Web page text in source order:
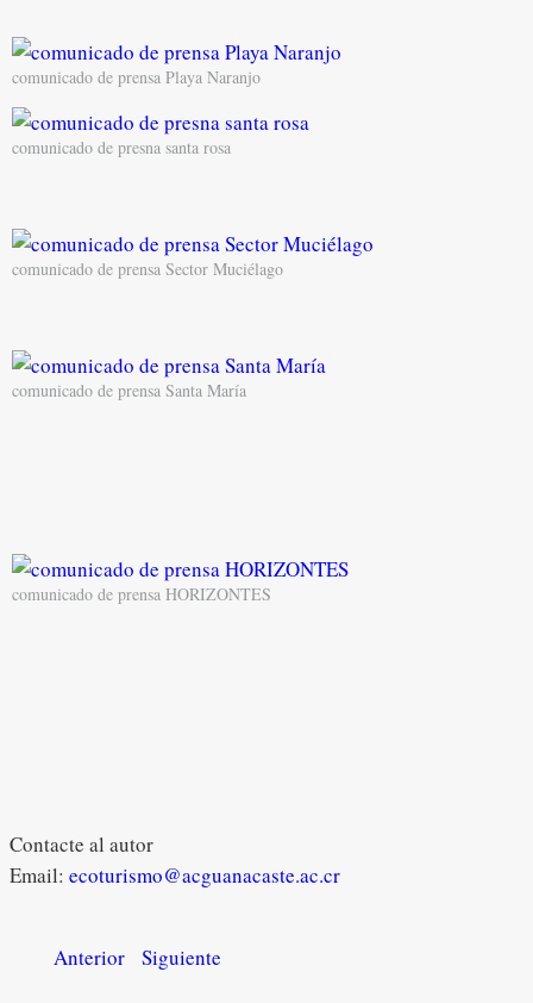
comunicado de prensa Playa Naranjo
comunicado de presna santa rosa
comunicado de prensa Sector Muciélago
comunicado de prensa Santa María
comunicado de prensa HORIZONTES
Contacte al autor
Email: ecoturismo@acguanacaste.ac.cr
Anterior Siguiente